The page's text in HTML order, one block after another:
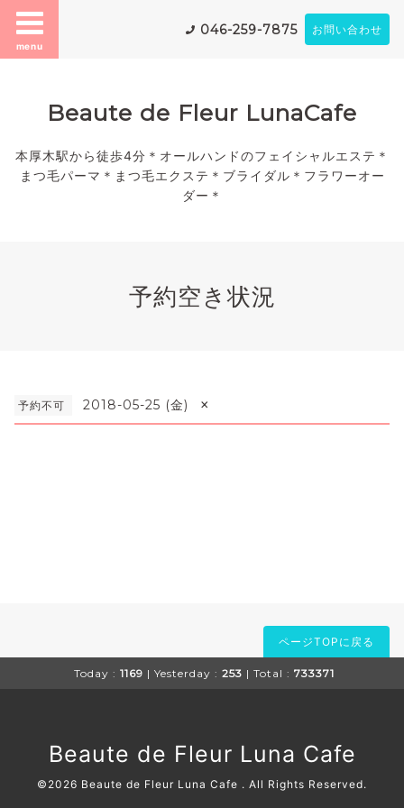
menu
046-259-7875 お問い合わせ
Beaute de Fleur LunaCafe
本厚木駅から徒歩4分＊オールハンドのフェイシャルエステ＊
まつ毛パーマ＊まつ毛エクステ＊ブライダル＊フラワーオー
ダー＊
予約空き状況
予約不可 2018-05-25 (金) ×
ページTOPに戻る
Today : 1169 | Yesterday : 253 | Total : 733371
Beaute de Fleur Luna Cafe
©2026 Beaute de Fleur Luna Cafe . All Rights Reserved.